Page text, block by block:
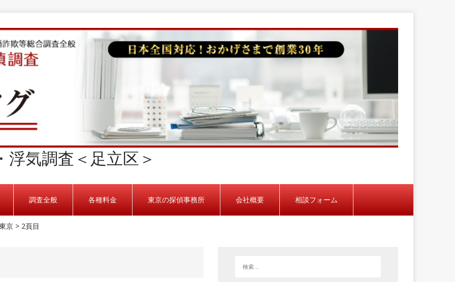
気調査＜足立区＞
調査全般 各種料金 東京の探偵事務所 会社概要 相談フォーム
京 > 2頁目